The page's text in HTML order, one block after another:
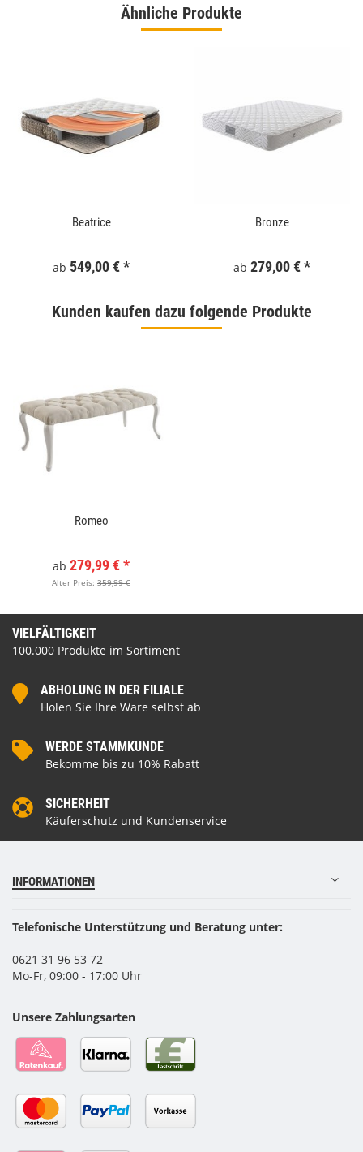
Ähnliche Produkte
Beatrice
ab 549,00 €*
Bronze
ab 279,00 €*
Kunden kaufen dazu folgende Produkte
Romeo
ab 279,99 €*
Alter Preis: 359,99 €
VIELFÄLTIGKEIT
100.000 Produkte im Sortiment
ABHOLUNG IN DER FILIALE
Holen Sie Ihre Ware selbst ab
WERDE STAMMKUNDE
Bekomme bis zu 10% Rabatt
SICHERHEIT
Käuferschutz und Kundenservice
INFORMATIONEN
Telefonische Unterstützung und Beratung unter:
0621 31 96 53 72
Mo-Fr, 09:00 - 17:00 Uhr
Unsere Zahlungsarten